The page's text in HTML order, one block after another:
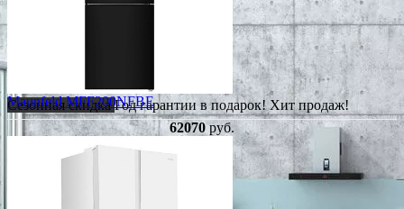
Сезонная скидкаГод гарантии в подарок!Хит продаж!
Maunfeld MFF200NFBE
62070руб.